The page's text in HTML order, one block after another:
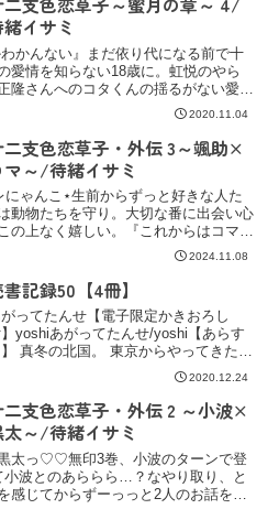
イサミ
かんない』まだ依り代になる前で十
愛情を知らない18歳に。虹悦のやら
隆さんへのコタくんの揺るがない愛
2020.11.04
二支色恋草子・外伝 3～颯助×
マ～/待緒イサミ
ゃんこ⋆生前からずっと好きな人た
動物たちを守り。大切な番に出会い心
の上なく嬉しい。『これからはコマの
に颯助×コマ編が外伝にっ✩
2024.11.08
記録50【4冊】
ってたんせ【電子限定かきおろし
yoshiあがってたんせ/yoshi【あらす
】 真冬の北国。 東京からやってきた青
・春希は猛吹雪の中、行き倒れてい
…！ 春希は、ひょんなことから三兄弟
タブツ長男＋双子高校生）の家でお
話になる...
2020.12.24
二支色恋草子・外伝 2 ～小波×
太～/待緒イサミ
太っ♡♡無印3巻、小波のターンで登
波とのあららら…？なやり取り、と
感じてからずーっっと2人のお話を読